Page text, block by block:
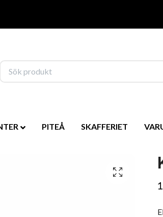
PITEÅ SKAFFERIET